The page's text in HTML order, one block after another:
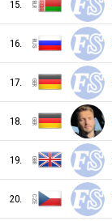
BUL
TUR
SVK
SLO
15.
16.
17.
18.
19.
20.